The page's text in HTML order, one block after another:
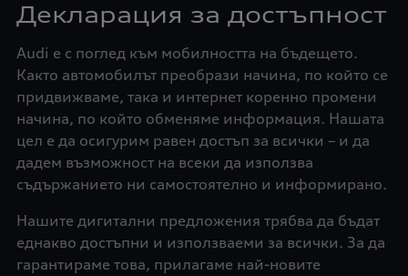
Декларация за достъпност
Audi е с поглед към мобилността на бъдещето.
Както автомобилът преобрази начина, по който се
придвижваме, така и интернет коренно промени
начина, по който обменяме информация. Нашата
цел е да осигурим равен достъп за всички – и да
дадем възможност на всеки да използва
съдържанието ни самостоятелно и информирано.
Нашите дигитални предложения трябва да бъдат
еднакво достъпни и използваеми за всички. За да
гарантираме това, прилагаме най-новите